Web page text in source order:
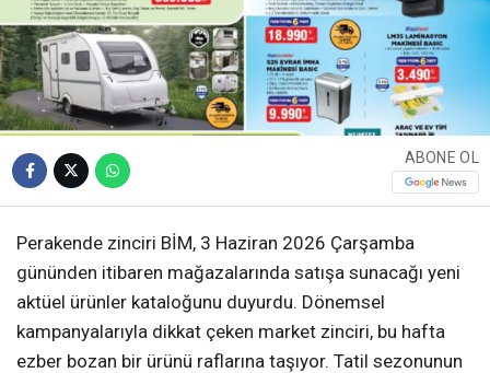
ABONE OL
Perakende zinciri BİM, 3 Haziran 2026 Çarşamba
gününden itibaren mağazalarında satışa sunacağı yeni
aktüel ürünler kataloğunu duyurdu. Dönemsel
kampanyalarıyla dikkat çeken market zinciri, bu hafta
ezber bozan bir ürünü raflarına taşıyor. Tatil sezonunun